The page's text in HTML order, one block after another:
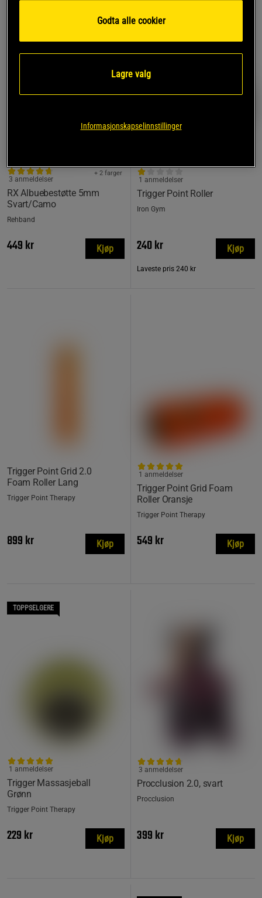
RX Albuebestøtte 5mm
Svart/Camo
+ 2 farger
3 anmeldelser
Rehband
449 kr Kjøp
TOPPSELGERE
Trigger Point Roller
1 anmeldelser
Iron Gym
240 kr
Laveste pris 240 kr
Kjøp
Trigger Point Grid 2.0
Foam Roller Lang
Trigger Point Therapy
899 kr Kjøp
Trigger Point Grid Foam
Roller Oransje
1 anmeldelser
Trigger Point Therapy
549 kr Kjøp
TOPPSELGERE
Trigger Massasjeball
Grønn
1 anmeldelser
Trigger Point Therapy
229 kr Kjøp
Procclusion 2.0, svart
3 anmeldelser
Procclusion
399 kr Kjøp
Godta alle cookier
Lagre valg
Informasjonskapselinnstillinger